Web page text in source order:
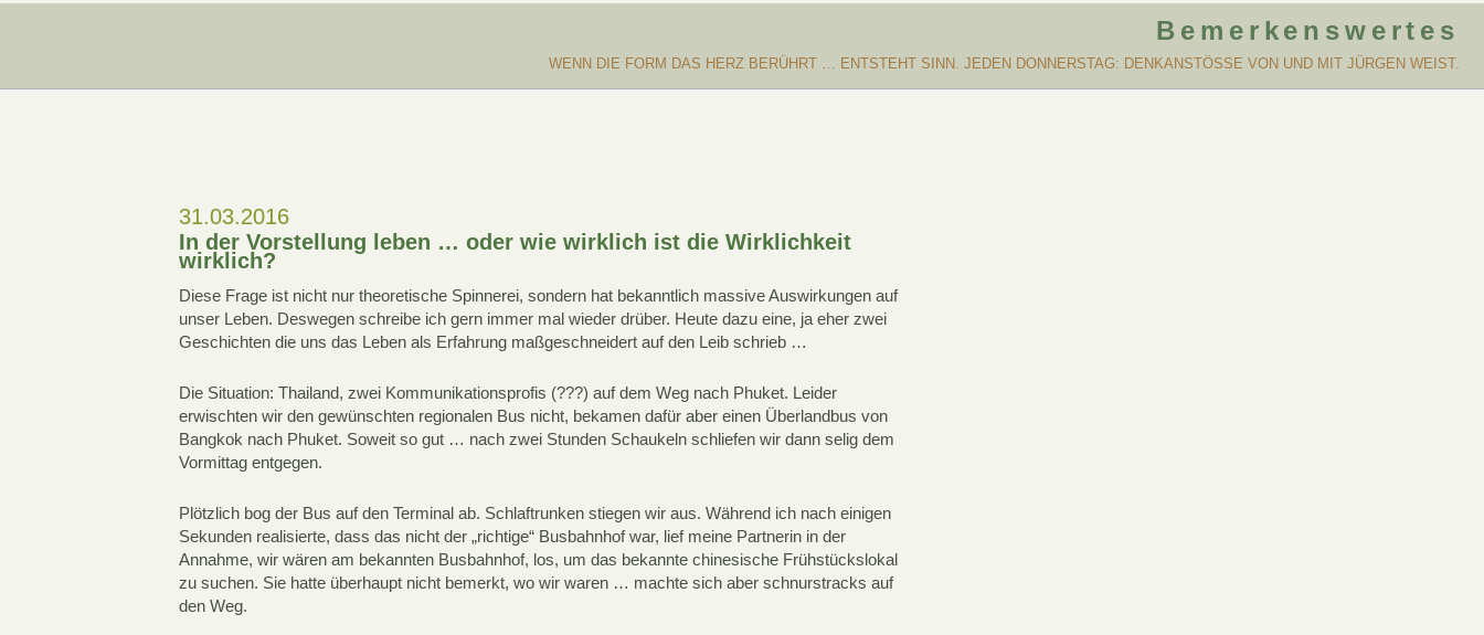
Bemerkenswertes
WENN DIE FORM DAS HERZ BERÜHRT … ENTSTEHT SINN. JEDEN DONNERSTAG: DENKANSTÖSSE VON UND MIT JÜRGEN WEIST.
31.03.2016
In der Vorstellung leben … oder wie wirklich ist die Wirklichkeit
wirklich?
Diese Frage ist nicht nur theoretische Spinnerei, sondern hat bekanntlich massive Auswirkungen auf
unser Leben. Deswegen schreibe ich gern immer mal wieder drüber. Heute dazu eine, ja eher zwei
Geschichten die uns das Leben als Erfahrung maßgeschneidert auf den Leib schrieb …
Die Situation: Thailand, zwei Kommunikationsprofis (???) auf dem Weg nach Phuket. Leider
erwischten wir den gewünschten regionalen Bus nicht, bekamen dafür aber einen Überlandbus von
Bangkok nach Phuket. Soweit so gut … nach zwei Stunden Schaukeln schliefen wir dann selig dem
Vormittag entgegen.
Plötzlich bog der Bus auf den Terminal ab. Schlaftrunken stiegen wir aus. Während ich nach einigen
Sekunden realisierte, dass das nicht der „richtige“ Busbahnhof war, lief meine Partnerin in der
Annahme, wir wären am bekannten Busbahnhof, los, um das bekannte chinesische Frühstückslokal
zu suchen. Sie hatte überhaupt nicht bemerkt, wo wir waren … machte sich aber schnurstracks auf
den Weg.